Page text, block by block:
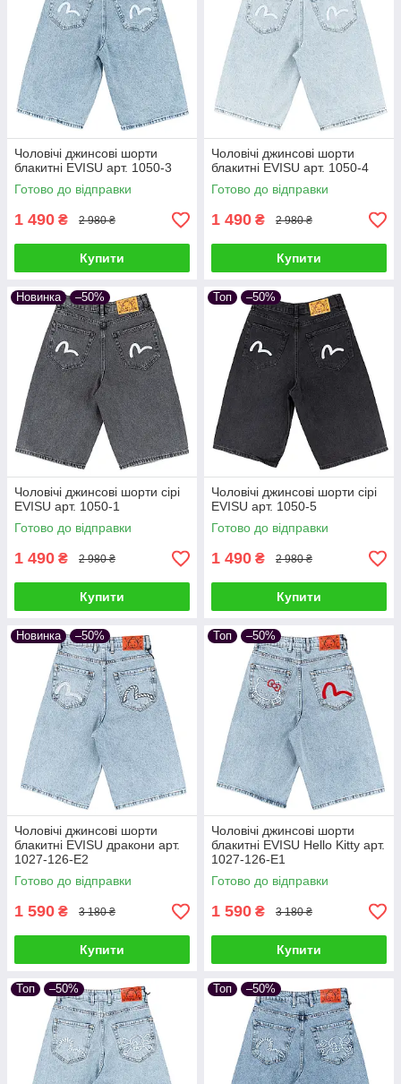
Чоловічі джинсові шорти
блакитні EVISU арт. 1050-3
Готово до відправки
1 490 ₴ 2 980 ₴
Купити
Чоловічі джинсові шорти
блакитні EVISU арт. 1050-4
Готово до відправки
1 490 ₴ 2 980 ₴
Купити
Новинка –50%
Чоловічі джинсові шорти сірі
EVISU арт. 1050-1
Готово до відправки
1 490 ₴ 2 980 ₴
Купити
Топ –50%
Чоловічі джинсові шорти сірі
EVISU арт. 1050-5
Готово до відправки
1 490 ₴ 2 980 ₴
Купити
Новинка –50%
Чоловічі джинсові шорти
блакитні EVISU дракони арт.
1027-126-E2
Готово до відправки
1 590 ₴ 3 180 ₴
Купити
Топ –50%
Чоловічі джинсові шорти
блакитні EVISU Hello Kitty арт.
1027-126-E1
Готово до відправки
1 590 ₴ 3 180 ₴
Купити
Топ –50% Топ –50%